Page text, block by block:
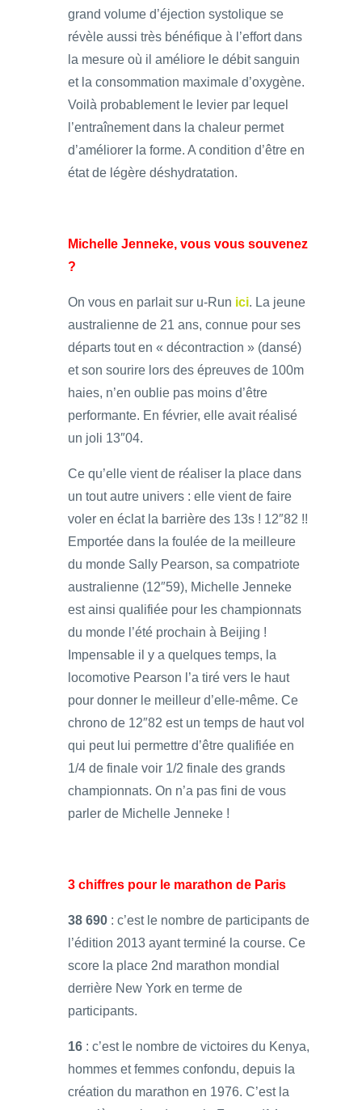
grand volume d’éjection systolique se
révèle aussi très bénéfique à l’effort dans
la mesure où il améliore le débit sanguin
et la consommation maximale d’oxygène.
Voilà probablement le levier par lequel
l’entraînement dans la chaleur permet
d’améliorer la forme. A condition d’être en
état de légère déshydratation.
Michelle Jenneke, vous vous souvenez
?
On vous en parlait sur u-Run ici. La jeune
australienne de 21 ans, connue pour ses
départs tout en « décontraction » (dansé)
et son sourire lors des épreuves de 100m
haies, n’en oublie pas moins d’être
performante. En février, elle avait réalisé
un joli 13″04.
Ce qu’elle vient de réaliser la place dans
un tout autre univers : elle vient de faire
voler en éclat la barrière des 13s ! 12″82 !!
Emportée dans la foulée de la meilleure
du monde Sally Pearson, sa compatriote
australienne (12″59), Michelle Jenneke
est ainsi qualifiée pour les championnats
du monde l’été prochain à Beijing !
Impensable il y a quelques temps, la
locomotive Pearson l’a tiré vers le haut
pour donner le meilleur d’elle-même. Ce
chrono de 12″82 est un temps de haut vol
qui peut lui permettre d’être qualifiée en
1/4 de finale voir 1/2 finale des grands
championnats. On n’a pas fini de vous
parler de Michelle Jenneke !
3 chiffres pour le marathon de Paris
38 690 : c’est le nombre de participants de
l’édition 2013 ayant terminé la course. Ce
score la place 2nd marathon mondial
derrière New York en terme de
participants.
16 : c’est le nombre de victoires du Kenya,
hommes et femmes confondu, depuis la
création du marathon en 1976. C’est la